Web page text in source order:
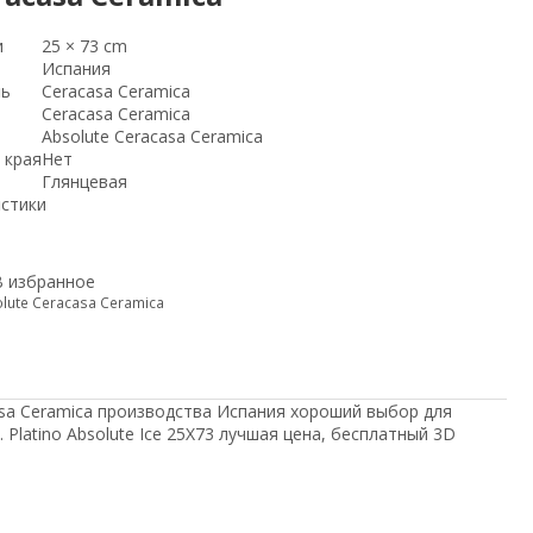
25 × 73 cm
Испания
Ceracasa Ceramica
Ceracasa Ceramica
Absolute Ceracasa Ceramica
Нет
Глянцевая
избранное
Ceracasa Ceramica
Ceramica производства Испания хороший выбор для
Platino Absolute Ice 25Х73 лучшая цена, бесплатный 3D